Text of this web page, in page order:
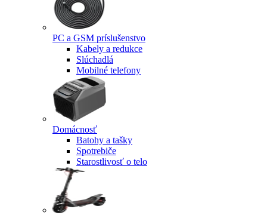
PC a GSM príslušenstvo
Kabely a redukce
Slúchadlá
Mobilné telefony
Domácnosť
Batohy a tašky
Spotrebiče
Starostlivosť o telo